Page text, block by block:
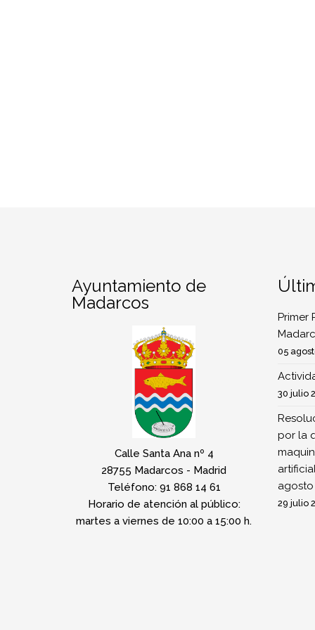
Ayuntamiento de
Madarcos
Calle Santa Ana nº 4
28755 Madarcos - Madrid
Teléfono: 91 868 14 61
Horario de atención al público:
martes a viernes de 10:00 a 15:00 h.
Primer
05
30 julio
por la
29 julio